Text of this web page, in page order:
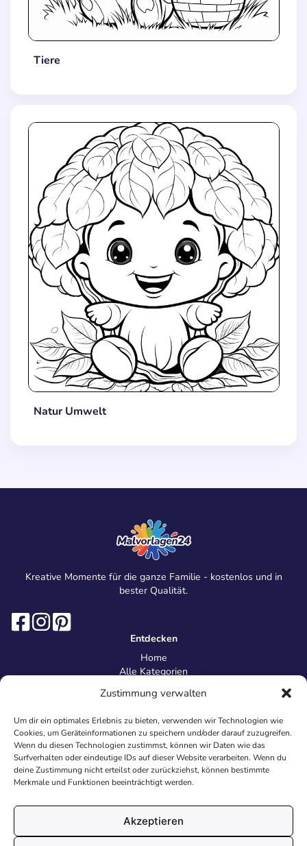
Zustimmung verwalten
Um dir ein optimales Erlebnis zu bieten, verwenden wir Technologien wie
Cookies, um Geräteinformationen zu speichern und/oder darauf zuzugreifen.
Wenn du diesen Technologien zustimmst, können wir Daten wie das
Surfverhalten oder eindeutige IDs auf dieser Website verarbeiten. Wenn du
deine Zustimmung nicht erteilst oder zurückziehst, können bestimmte
Merkmale und Funktionen beeinträchtigt werden.
Akzeptieren
Tiere
Natur Umwelt
Kreative Momente für die ganze Familie - kostenlos und in
bester Qualität.
Entdecken
Home
Alle Kategorien
Information
Über uns
Kontakt
Inhaltsrichtlinien
Recht & Datenschutz
Impressum
AGB
Cookies